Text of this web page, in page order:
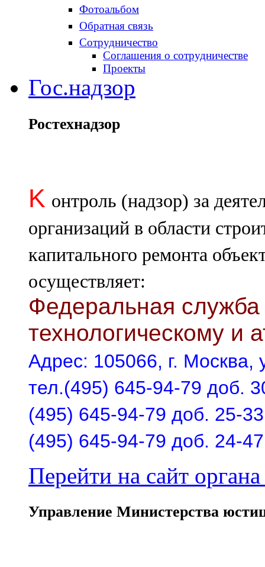
Фотоальбом
Обратная связь
Сотрудничество
Соглашения о сотрудничестве
Проекты
Гос.надзор
Ростехнадзор
K онтроль (надзор) за
организаций в области
капитального ремонта
осуществляет:
Федеральная служба
технологическому и
Адрес: 105066, г. Москва,
тел.(495) 645-94-79 доб.
(495) 645-94-79 доб. 25-33
(495) 645-94-79 доб. 24-47
Перейти на сайт
Управление Министерства